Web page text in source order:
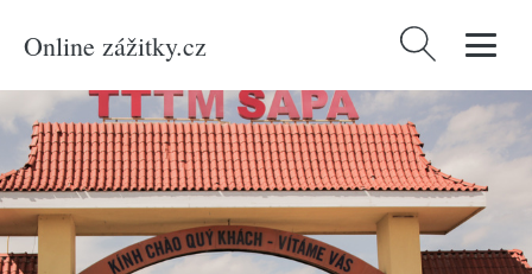
Online zážitky.cz Vyhledávání
Produkty/Zážitky/Netradiční/Zážitková prohlídka tržnice Sapa